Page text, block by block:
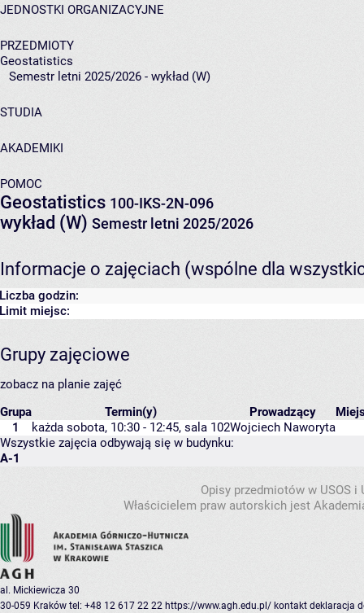
JEDNOSTKI ORGANIZACYJNE
PRZEDMIOTY
Geostatistics
Semestr letni 2025/2026 - wykład (W)
STUDIA
AKADEMIKI
POMOC
Geostatistics 100-IKS-2N-096
wykład (W) Semestr letni 2025/2026
Informacje o zajęciach (wspólne dla
Liczba godzin:
Limit miejsc:
Grupy zajęciowe
zobacz na planie zajęć
Grupa
Termin(y) Prowadzący
1
każda sobota, 10:30 - 12:45, sala 102Wojciech Naworyta
Wszystkie zajęcia odbywają się w budynku:
A-1
Opisy przedmiotów w USOS
Właścicielem praw autorskich jest
al. Mickiewicza 30
30-059 Kraków tel: +48 12 617 22 22 https://www.agh.edu.pl/ kontakt deklaracja